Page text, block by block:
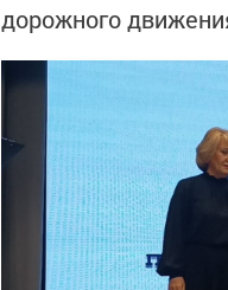
дорожного